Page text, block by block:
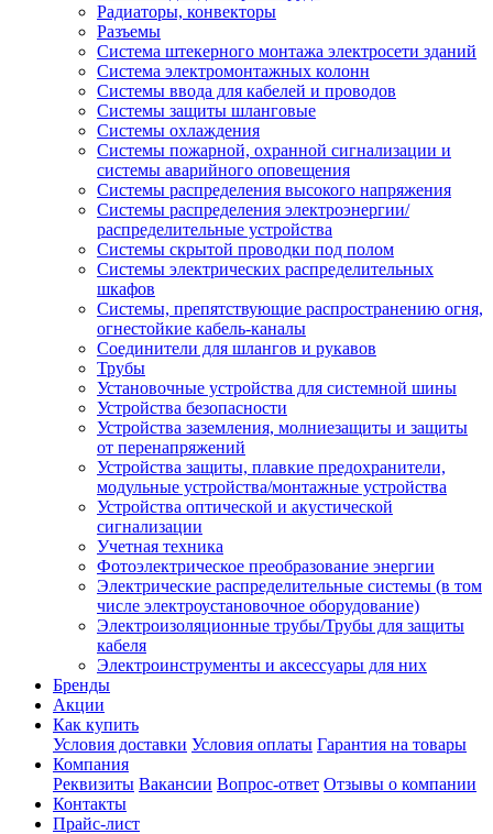
Радиаторы, конвекторы
Разъемы
Система штекерного монтажа электросети зданий
Система электромонтажных колонн
Системы ввода для кабелей и проводов
Системы защиты шланговые
Системы охлаждения
Системы пожарной, охранной сигнализации и
системы аварийного оповещения
Системы распределения высокого напряжения
Системы распределения электроэнергии/
распределительные устройства
Системы скрытой проводки под полом
Системы электрических распределительных
шкафов
Системы, препятствующие распространению огня,
огнестойкие кабель-каналы
Соединители для шлангов и рукавов
Трубы
Установочные устройства для системной шины
Устройства безопасности
Устройства заземления, молниезащиты и защиты
от перенапряжений
Устройства защиты, плавкие предохранители,
модульные устройства/монтажные устройства
Устройства оптической и акустической
сигнализации
Учетная техника
Фотоэлектрическое преобразование энергии
Электрические распределительные системы (в том
числе электроустановочное оборудование)
Электроизоляционные трубы/Трубы для защиты
кабеля
Электроинструменты и аксессуары для них
Бренды
Акции
Как купить
Условия доставки Условия оплаты Гарантия на товары
Компания
Реквизиты Вакансии Вопрос-ответ Отзывы о компании
Контакты
Прайс-лист